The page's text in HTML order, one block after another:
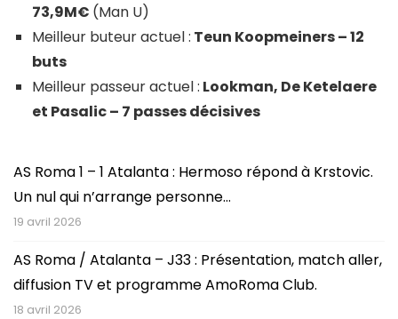
73,9M€ (Man U)
Meilleur buteur actuel : Teun Koopmeiners– 12
buts
Meilleur passeur actuel : Lookman, De Ketelaere
et Pasalic – 7 passes décisives
AS Roma 1 – 1 Atalanta : Hermoso répond à Krstovic.
Un nul qui n’arrange personne…
19 avril 2026
AS Roma / Atalanta – J33 : Présentation, match aller,
diffusion TV et programme AmoRoma Club.
18 avril 2026